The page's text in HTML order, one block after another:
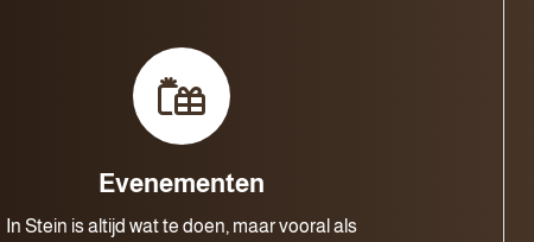
Evenementen
In Stein is altijd wat te doen, maar vooral als